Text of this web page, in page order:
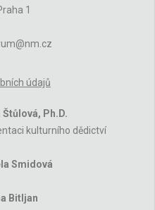
1
údajů
Štůlová, Ph.D.
kulturního dědictví
Smidová
Bitljan